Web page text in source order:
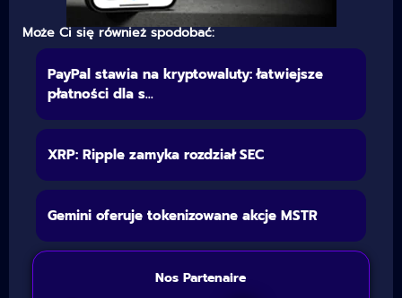
Może Ci się również spodobać:
PayPal stawia na kryptowaluty: łatwiejsze
płatności dla s...
XRP: Ripple zamyka rozdział SEC
Gemini oferuje tokenizowane akcje MSTR
Nos Partenaire